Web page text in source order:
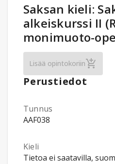
Opintotiedot :
Saksan kieli:
alkeiskurssi II
monimuoto-
Lisää opintokoriinSaksan kieli:
Perustiedot
Tunnus
AAF038
Kieli
Tietoa ei saatavilla,